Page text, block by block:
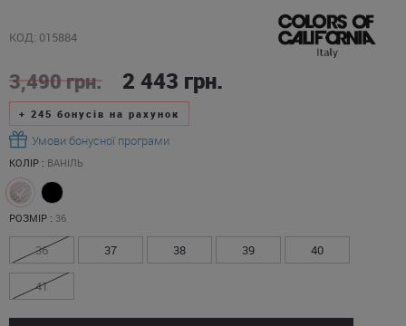
КОД: 015884
3,490грн. 2 443 грн.
+ 245 бонусів на рахунок
Умови бонусної програми
КОЛІР : ВАНІЛЬ
РОЗМІР : 36
36 37 38 39 40
41